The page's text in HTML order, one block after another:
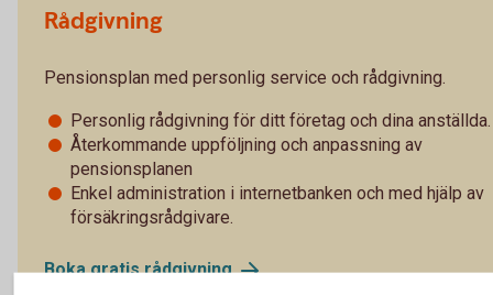
Rådgivning
Pensionsplan med personlig service och rådgivning.
Personlig rådgivning för ditt företag och dina anställda.
Återkommande uppföljning och anpassning av
pensionsplanen
Enkel administration i internetbanken och med hjälp av
försäkringsrådgivare.
Boka gratisrådgivning